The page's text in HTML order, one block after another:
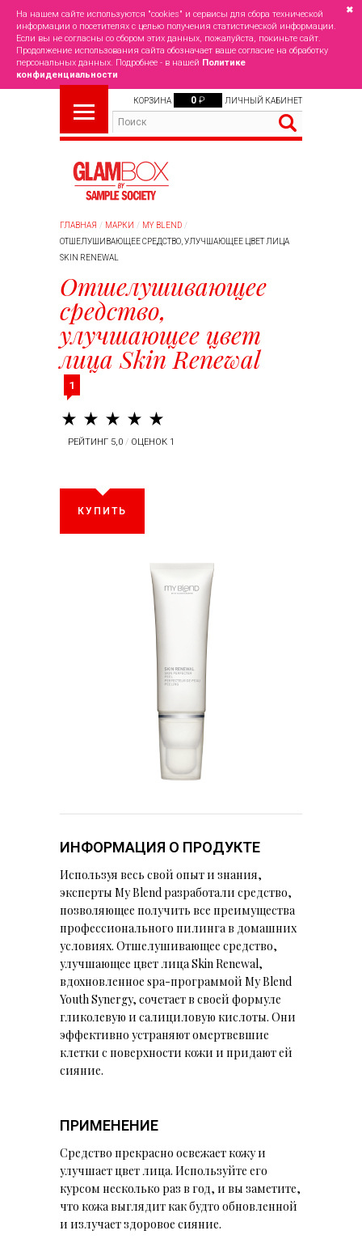
На нашем сайте используются "cookies" и сервисы для сбора технической
информации о посетителях с целью получения статистической информации.
Если вы не согласны со сбором этих данных, пожалуйста, покиньте сайт.
Продолжение использования сайта обозначает ваше согласие на обработку
персональных данных. Подробнее - в нашей Политике
конфиденциальности
✖
КОРЗИНА 0 ₽ ЛИЧНЫЙ КАБИНЕТ
ГЛАВНАЯ МАРКИ
MY BLEND
ОТШЕЛУШИВАЮЩЕЕ СРЕДСТВО, УЛУЧШАЮЩЕЕ ЦВЕТ ЛИЦА
SKIN RENEWAL
Отшелушивающее
средство,
улучшающее цвет
лица Skin Renewal
1
РЕЙТИНГ 5,0 / ОЦЕНОК 1
КУПИТЬ
ИНФОРМАЦИЯ О ПРОДУКТЕ
Используя весь свой опыт и знания,
эксперты My Blend разработали средство,
позволяющее получить все преимущества
профессионального пилинга в домашних
условиях. Отшелушивающее средство,
улучшающее цвет лица Skin Renewal,
вдохновленное spa-программой My Blend
Youth Synergy, сочетает в своей формуле
гликолевую и салициловую кислоты. Они
эффективно устраняют омертвевшие
клетки с поверхности кожи и придают ей
сияние.
ПРИМЕНЕНИЕ
Средство прекрасно освежает кожу и
улучшает цвет лица. Используйте его
курсом несколько раз в год, и вы заметите,
что кожа выглядит как будто обновленной
и излучает здоровое сияние.